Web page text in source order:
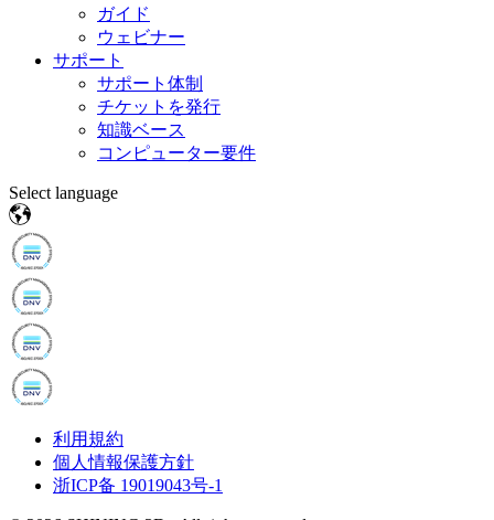
ガイド
ウェビナー
サポート
サポート体制
チケットを発行
知識ベース
コンピューター要件
Select language
利用規約
個人情報保護方針
浙ICP备 19019043号-1